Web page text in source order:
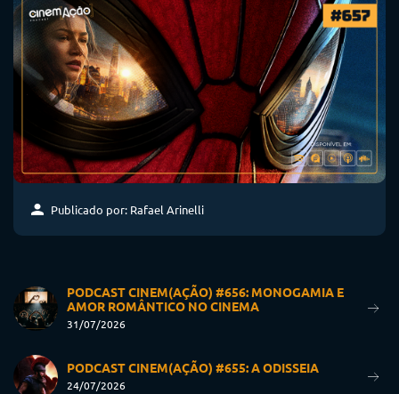
Publicado por: Rafael Arinelli
PODCAST CINEM(AÇÃO) #656: MONOGAMIA E
AMOR ROMÂNTICO NO CINEMA
31/07/2026
PODCAST CINEM(AÇÃO) #655: A ODISSEIA
24/07/2026